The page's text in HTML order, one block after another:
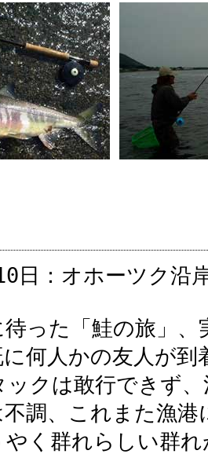
日：オホーツク沿
待った「 鮭の旅 」、
に何人かの友人が到
ックは敢行できず、
不調、これまた漁港
く 群れらしい群れ